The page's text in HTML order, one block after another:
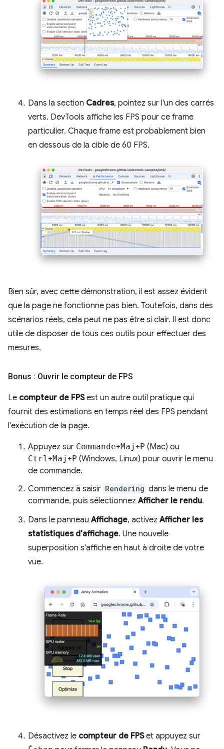
Dans la section Cadres, pointez sur l'un des carrés
verts. DevTools affiche les FPS pour ce frame
particulier. Chaque frame est probablement bien
en dessous de la cible de 60 FPS.
Bien sûr, avec cette démonstration, il est assez évident
que la page ne fonctionne pas bien. Toutefois, dans des
scénarios réels, cela peut ne pas être si clair. Il est donc
utile de disposer de tous ces outils pour effectuer des
mesures.
Bonus : Ouvrir le compteur de FPS
Le compteur de FPSest un autre outil pratique qui
fournit des estimations en temps réel des FPS pendant
l'exécution de la page.
Appuyez sur Commande+Maj+P (Mac) ou
Ctrl +Maj+P (Windows, Linux) pour ouvrir le menu
de commande.
Commencez à saisir Rendering dans le menu de
commande, puis sélectionnezAfficher le rendu.
Dans le panneauAffichage, activezAfficher les
statistiques d'affichage. Une nouvelle
superposition s'affiche en haut à droite de votre
vue.
Désactivez le compteur de FPSet appuyez sur